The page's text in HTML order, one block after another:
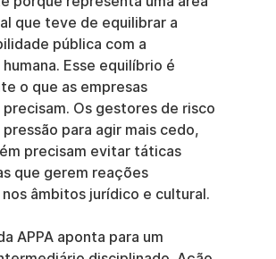
que teve de equilibrar a
pública com a
Esse equilíbrio é
o que as empresas
precisam. Os gestores de risco
para agir mais cedo,
precisam evitar táticas
que gerem reações
âmbitos jurídico e cultural.
APPA aponta para um